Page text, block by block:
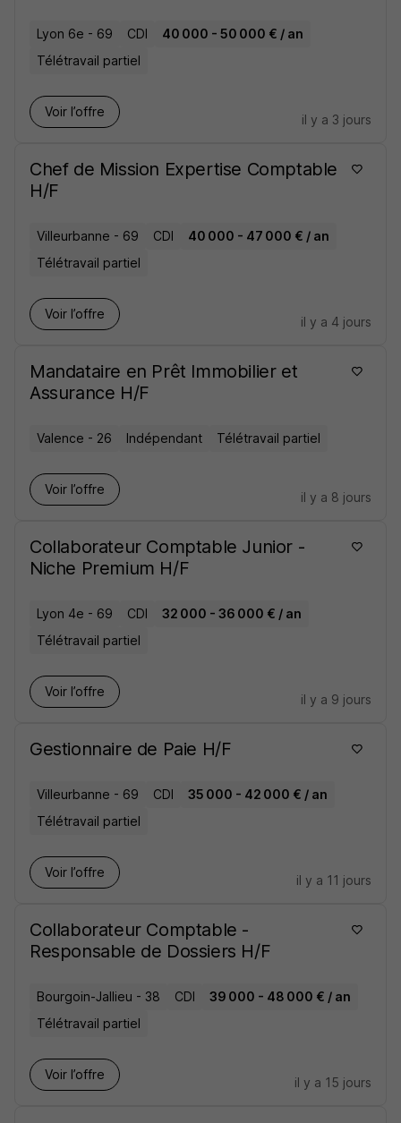
Lyon 6e - 69 CDI
40 000 - 50 000 € / an
Télétravail partiel
Voir l’offre
il y a 3 jours
Chef de Mission Expertise Comptable
H/F
Villeurbanne - 69 CDI
40 000 - 47 000 € / an
Télétravail partiel
Voir l’offre
il y a 4 jours
Mandataire en Prêt Immobilier et
Assurance H/F
Valence - 26 Indépendant Télétravail partiel
Voir l’offre
il y a 8 jours
Collaborateur Comptable Junior -
Niche Premium H/F
Lyon 4e - 69 CDI
32 000 - 36 000 € / an
Télétravail partiel
Voir l’offre
il y a 9 jours
Gestionnaire de Paie H/F
Villeurbanne - 69 CDI
35 000 - 42 000 € / an
Télétravail partiel
Voir l’offre
il y a 11 jours
Collaborateur Comptable -
Responsable de Dossiers H/F
Bourgoin-Jallieu - 38 CDI
39 000 - 48 000 € / an
Télétravail partiel
Voir l’offre
il y a 15 jours